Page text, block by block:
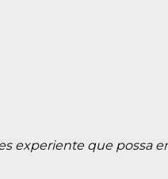
experiente que possa